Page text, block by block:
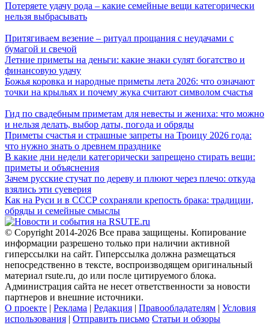
Потеряете удачу рода – какие семейные вещи категорически
нельзя выбрасывать
Притягиваем везение – ритуал прощания с неудачами с
бумагой и свечой
Летние приметы на деньги: какие знаки сулят богатство и
финансовую удачу
Божья коровка и народные приметы лета 2026: что означают
точки на крыльях и почему жука считают символом счастья
Гид по свадебным приметам для невесты и жениха: что можно
и нельзя делать, выбор даты, погода и обряды
Приметы счастья и страшные запреты на Троицу 2026 года:
что нужно знать о древнем празднике
В какие дни недели категорически запрещено стирать вещи:
приметы и объяснения
Зачем русские стучат по дереву и плюют через плечо: откуда
взялись эти суеверия
Как на Руси и в СССР сохраняли крепость брака: традиции,
обряды и семейные смыслы
© Copyright 2014-2026 Все права защищены. Копирование
информации разрешено только при наличии активной
гиперссылки на сайт. Гиперссылка должна размещаться
непосредственно в тексте, воспроизводящем оригинальный
материал rsute.ru, до или после цитируемого блока.
Администрация сайта не несет ответственности за новости
партнеров и внешние источники.
О проекте | Реклама | Редакция | Правообладателям | Условия
использования | Отправить письмо Статьи и обзоры